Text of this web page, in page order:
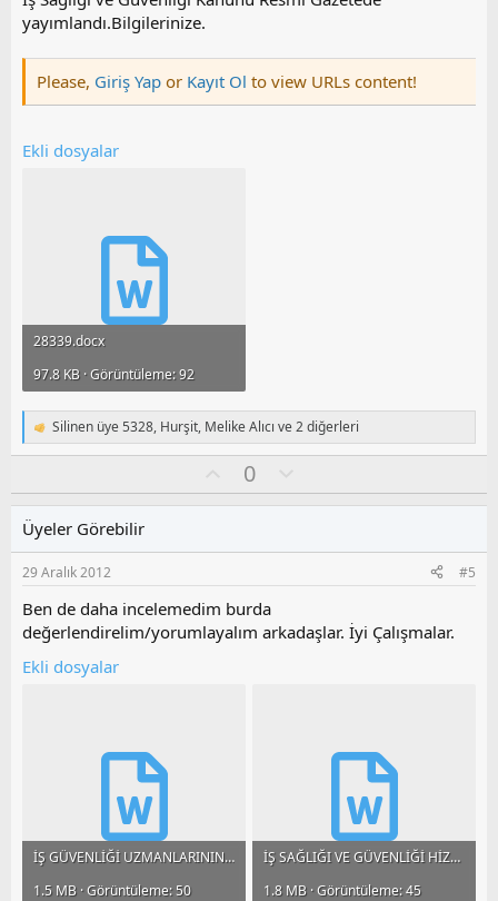
l
a
yayımlandı.Bilgilerinize.
Please, Giriş Yap or Kayıt Ol to view URLs content!
Ekli dosyalar
28339.docx
97.8 KB · Görüntüleme: 92
T
e
i
l
e
r
:
Silinen üye 5328, Hurşit, Melike Alıcı ve 2 diğerleri
y
0
l
s
u
o
Üyeler Görebilir
29 Aralık 2012 #5
Ben de daha incelemedim burda
değerlendirelim/yorumlayalım arkadaşlar. İyi Çalışmalar.
Ekli dosyalar
İŞ GÜVENLİĞİ UZMANLARININ GÖREV, YETKİ, SORUMLULUK VE EĞİTİMLERİ HAK. YÖN.doc
1.5 MB · Görüntüleme: 50
İŞ SAĞLIĞI VE GÜVENLİĞİ HİZMETLERİ YÖNETMELİĞİ.docx
1.8 MB · Görüntüleme: 45